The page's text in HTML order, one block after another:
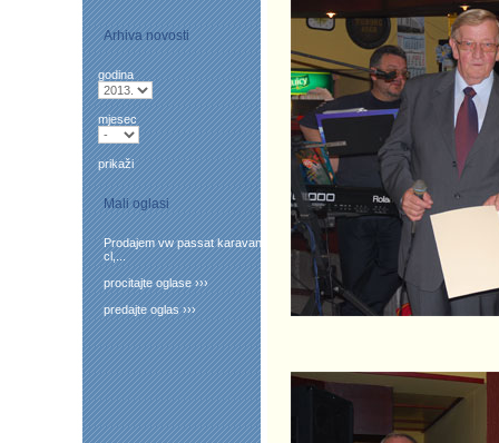
Arhiva novosti
godina
mjesec
prikaži
Mali oglasi
Prodajem vw passat karavan
cl,...
procitajte oglase ›››
predajte oglas ›››